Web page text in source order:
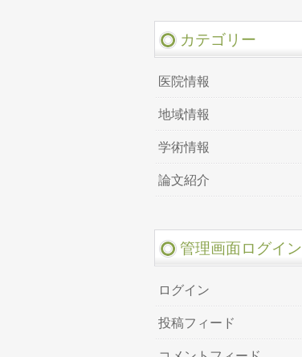
カテゴリー
医院情報
地域情報
学術情報
論文紹介
管理画面ログイン
ログイン
投稿フィード